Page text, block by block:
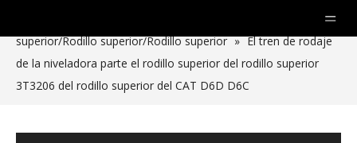
superior/Rodillo superior/Rodillo superior » El tren de rodaje
de la niveladora parte el rodillo superior del rodillo superior
3T3206 del rodillo superior del CAT D6D D6C